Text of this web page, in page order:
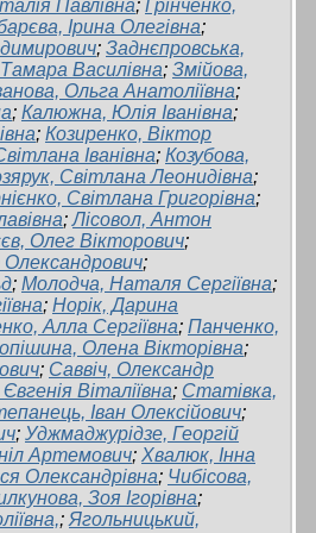
Павлівна; Грінченко,
Ірина Олегівна;
; Заднєпровська,
Василівна; Змійова,
Ольга Анатоліївна;
; Калюжна, Юлія Іванівна;
; Козиренко, Віктор
Іванівна; Козубова,
Світлана Леонидівна;
Світлана Григорівна;
;Лісовол, Антон
Олег Вікторович;
;
; Молодча, Наталя Сергіївна;
; Норік, Дарина
Алла Сергіївна; Панченко,
Олена Вікторівна;
; Саввіч, Олександр
Віталіївна; Статівка,
Іван Олексійович;
; Уджмаджурідзе, Георгій
Артемович; Хвалюк, Інна
Олександрівна; Чибісова,
Зоя Ігорівна;
; Ягольницький,